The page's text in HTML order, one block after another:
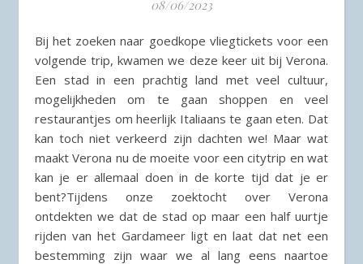
08/06/2023
Bij het zoeken naar goedkope vliegtickets voor een
volgende trip, kwamen we deze keer uit bij Verona.
Een stad in een prachtig land met veel cultuur,
mogelijkheden om te gaan shoppen en veel
restaurantjes om heerlijk Italiaans te gaan eten. Dat
kan toch niet verkeerd zijn dachten we! Maar wat
maakt Verona nu de moeite voor een citytrip en wat
kan je er allemaal doen in de korte tijd dat je er
bent?Tijdens onze zoektocht over Verona
ontdekten we dat de stad op maar een half uurtje
rijden van het Gardameer ligt en laat dat net een
bestemming zijn waar we al lang eens naartoe